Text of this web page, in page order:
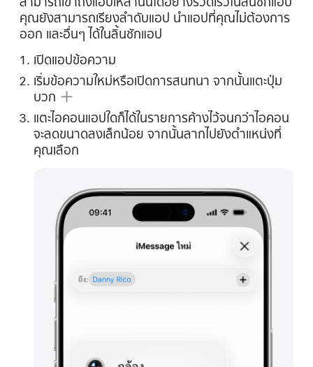
คุณยังสามารถเรียงลำดับแอป นำแอปที่คุณไม่ต้องการ
ออก และอื่นๆ ได้ในลิ้นชักแอป
เปิดแอปข้อความ
เริ่มข้อความใหม่หรือเปิดการสนทนา จากนั้นแตะปุ่ม
บวก
แตะไอคอนแอปใดก็ได้ในรายการค้างไว้จนกว่าไอคอน
จะลดขนาดลงเล็กน้อย จากนั้นลากไปยังตำแหน่งที่
คุณเลือก